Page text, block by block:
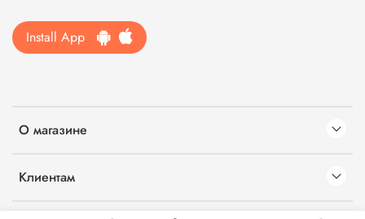
О магазине
Клиентам
Install App